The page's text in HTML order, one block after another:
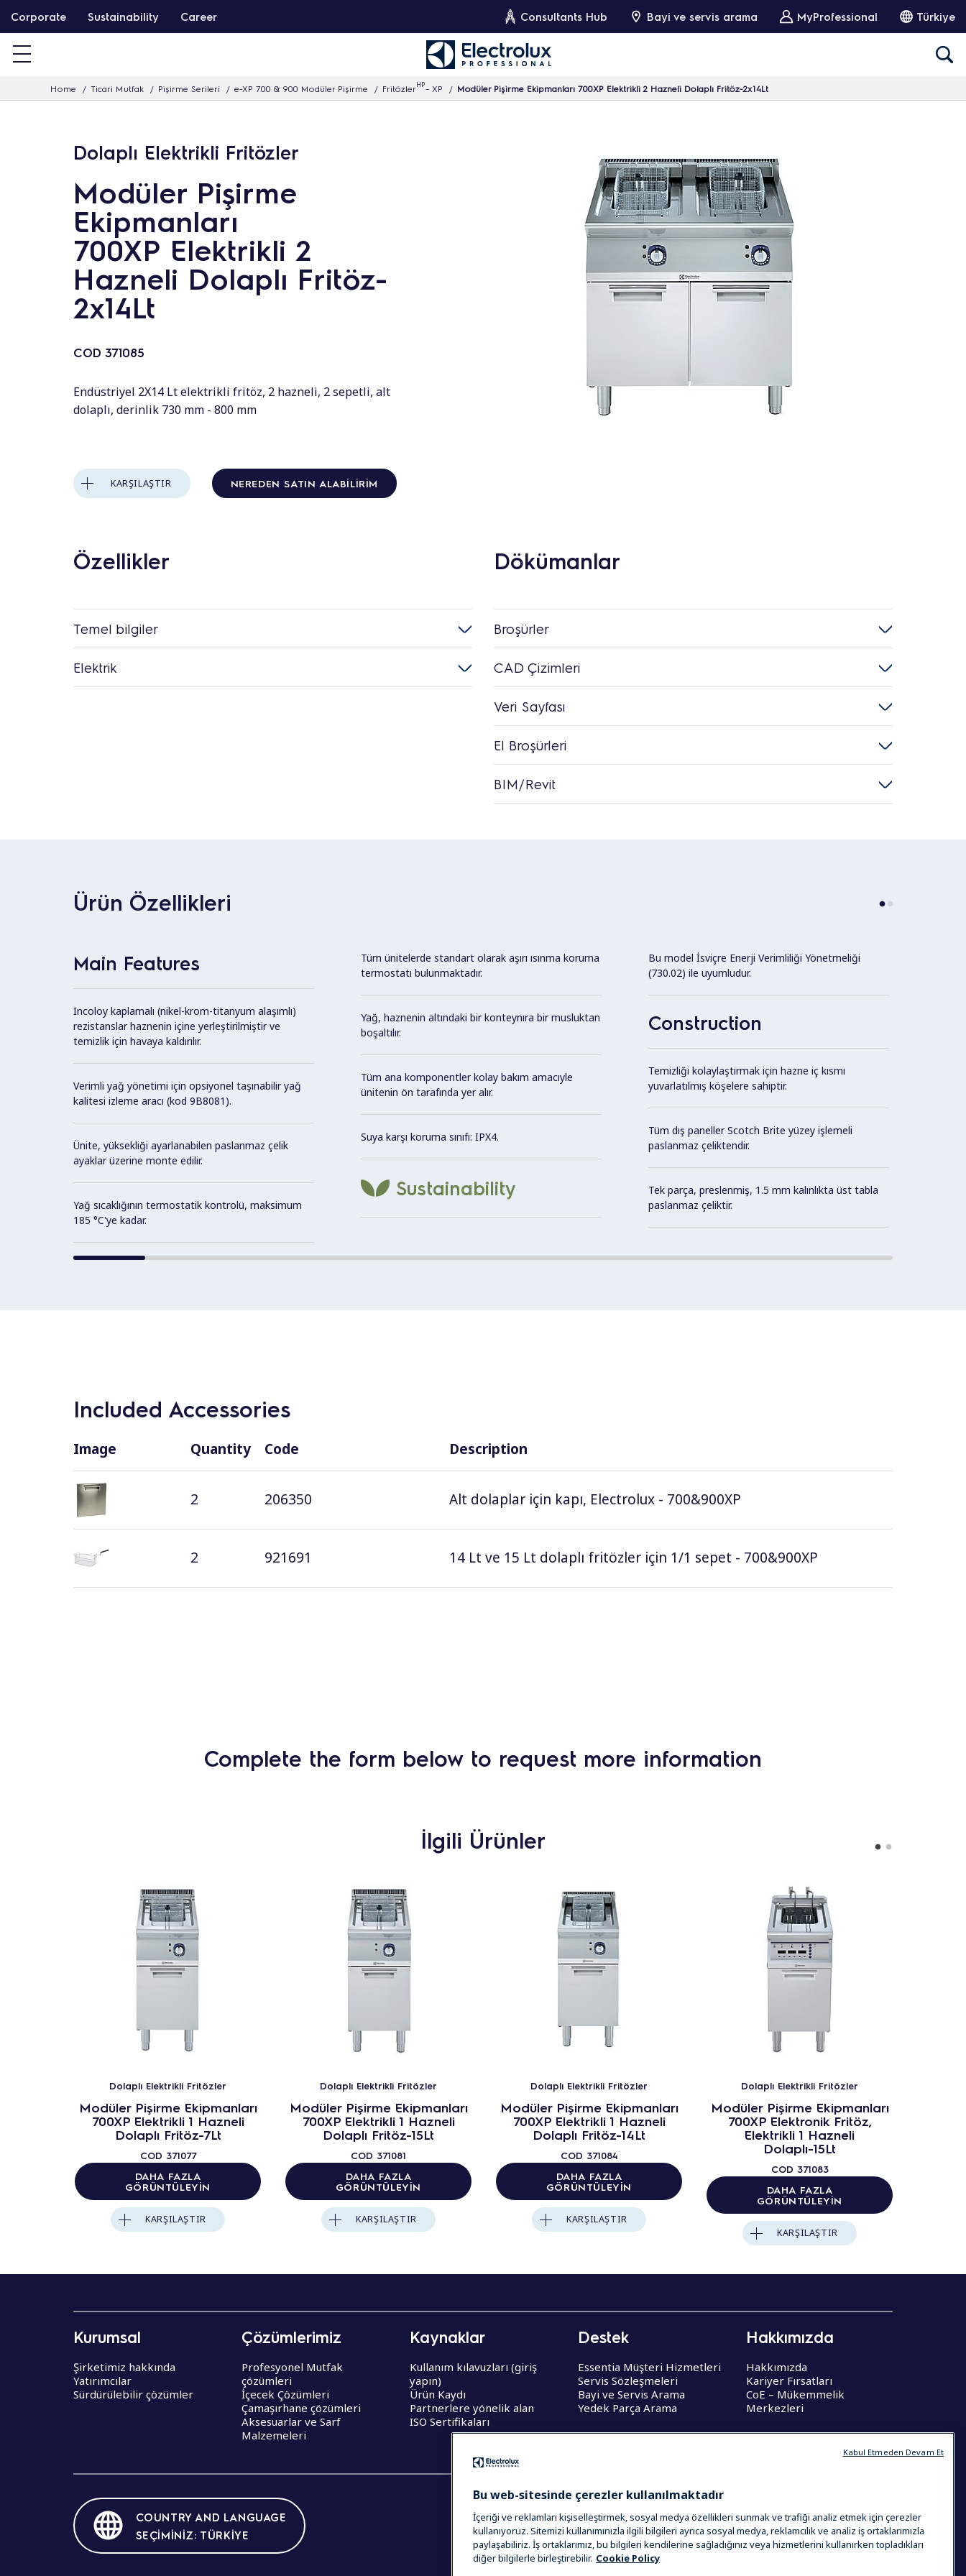
ç
Corporate Sustainability Career Consultants Hub Bayi ve servis arama MyProfessional Türkiye
Home Ticari Mutfak Pişirme Serileri e-XP 700 & 900 Modüler Pişirme FritözlerHP– XP Modüler Pişirme Ekipmanları 700XP Elektrikli 2 Hazneli Dolaplı Fritöz-2x14Lt
Dolaplı Elektrikli Fritözler
Modüler Pişirme
Ekipmanları
700XP Elektrikli 2
Hazneli Dolaplı Fritöz-
2x14Lt
COD 371085
Endüstriyel 2X14 Lt elektrikli fritöz, 2 hazneli, 2 sepetli, alt
dolaplı, derinlik 730 mm - 800 mm
KARŞILAŞTIR NEREDEN SATIN ALABILIRIM
Özellikler
Temel bilgiler
Elektrik
Dökümanlar
Broşürler
CAD Çizimleri
Veri Sayfası
El Broşürleri
BIM/Revit
Ürün Özellikleri
Main Features
Incoloy kaplamalı (nikel-krom-titanyum alaşımlı)
rezistanslar haznenin içine yerleştirilmiştir ve
temizlik için havaya kaldırılır.
Verimli yağ yönetimi için opsiyonel taşınabilir yağ
kalitesi izleme aracı (kod 9B8081).
Ünite, yüksekliği ayarlanabilen paslanmaz çelik
ayaklar üzerine monte edilir.
Yağ sıcaklığının termostatik kontrolü, maksimum
185 °C'ye kadar.
Tüm ünitelerde standart olarak aşırı ısınma koruma
termostatı bulunmaktadır.
Yağ, haznenin altındaki bir konteynıra bir musluktan
boşaltılır.
Tüm ana komponentler kolay bakım amacıyle
ünitenin ön tarafında yer alır.
Suya karşı koruma sınıfı: IPX4.
Sustainability
Bu model İsviçre Enerji Verimliliği Yönetmeliği
(730.02) ile uyumludur.
Construction
Temizliği kolaylaştırmak için hazne iç kısmı
yuvarlatılmış köşelere sahiptir.
Tüm dış paneller Scotch Brite yüzey işlemeli
paslanmaz çeliktendir.
Tek parça, preslenmiş, 1.5 mm kalınlıkta üst tabla
paslanmaz çeliktir.
Included Accessories
Image Quantity Code Description
2 206350 Alt dolaplar için kapı, Electrolux - 700&900XP
2 921691 14 Lt ve 15 Lt dolaplı fritözler için 1/1 sepet - 700&900XP
Complete the form below to request more information
İlgili Ürünler
Dolaplı Elektrikli Fritözler
Modüler Pişirme Ekipmanları
700XP Elektrikli 1 Hazneli
Dolaplı Fritöz-7Lt
COD 371077
DAHA FAZLA
GÖRÜNTÜLEYIN
KARŞILAŞTIR
Dolaplı Elektrikli Fritözler
Modüler Pişirme Ekipmanları
700XP Elektrikli 1 Hazneli
Dolaplı Fritöz-15Lt
COD 371081
DAHA FAZLA
GÖRÜNTÜLEYIN
KARŞILAŞTIR
Dolaplı Elektrikli Fritözler
Modüler Pişirme Ekipmanları
700XP Elektrikli 1 Hazneli
Dolaplı Fritöz-14Lt
COD 371084
DAHA FAZLA
GÖRÜNTÜLEYIN
KARŞILAŞTIR
Dolaplı Elektrikli Fritözler
Modüler Pişirme Ekipmanları
700XP Elektronik Fritöz,
Elektrikli 1 Hazneli
Dolaplı-15Lt
COD 371083
DAHA FAZLA
GÖRÜNTÜLEYIN
KARŞILAŞTIR
Kurumsal
Şirketimiz hakkında
Yatırımcılar
Sürdürülebilir çözümler
Çözümlerimiz
Profesyonel Mutfak
çözümleri
İçecek Çözümleri
Çamaşırhane çözümleri
Aksesuarlar ve Sarf
Malzemeleri
Kaynaklar
Kullanım kılavuzları (giriş
yapın)
Ürün Kaydı
Partnerlere yönelik alan
ISO Sertifikaları
Destek
Essentia Müşteri Hizmetleri
Servis Sözleşmeleri
Bayi ve Servis Arama
Yedek Parça Arama
Hakkımızda
Hakkımızda
Kariyer Fırsatları
CoE – Mükemmelik
Merkezleri
COUNTRY AND LANGUAGE
SEÇIMINIZ: TÜRKIYE
Bu web-sitesinde çerezler kullanılmaktadır
İçeriği ve reklamları kişiselleştirmek, sosyal medya özellikleri sunmak ve trafiği analiz etmek için çerezler
kullanıyoruz. Sitemizi kullanımınızla ilgili bilgileri ayrıca sosyal medya, reklamcılık ve analiz iş ortaklarımızla
paylaşabiliriz. İş ortaklarımız, bu bilgileri kendilerine sağladığınız veya hizmetlerini kullanırken topladıkları
diğer bilgilerle birleştirebilir. Cookie Policy
Kabul Etmeden Devam Et